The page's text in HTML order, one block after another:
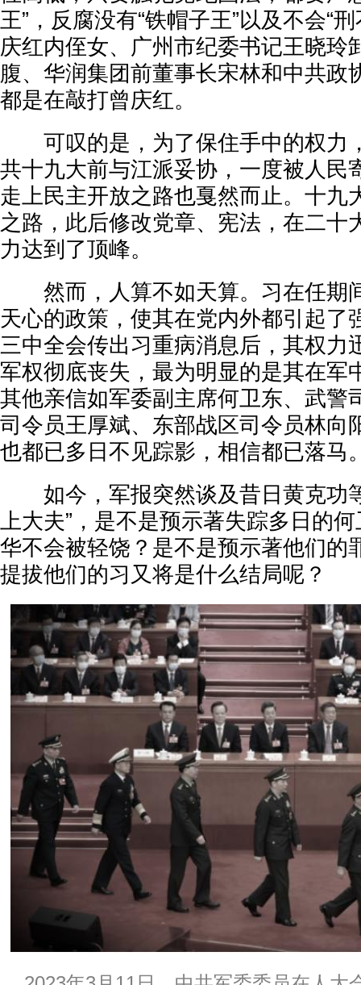
王”，反腐没有“铁帽子王”以及不会“
庆红内侄女、广州市纪委书记王晓玲
腹、华润集团前董事长宋林和中共政
都是在敲打曾庆红。
可叹的是，为了保住手中的权力
共十九大前与江派妥协，一度被人民
走上民主开放之路也戛然而止。十九
之路，此后修改党章、宪法，在二十
力达到了顶峰。
然而，人算不如天算。习在任期
天心的政策，使其在党内外都引起了
三中全会传出习重病消息后，其权力
军权彻底丧失，最为明显的是其在军
其他亲信如军委副主席何卫东、武警
司令员王厚斌、东部战区司令员林向
也都已多日不见踪影，相信都已落马
如今，军报突然谈及昔日黄克功
上大夫”，是不是预示著失踪多日的
华不会被轻饶？是不是预示著他们的
提拔他们的习又将是什么结局呢？